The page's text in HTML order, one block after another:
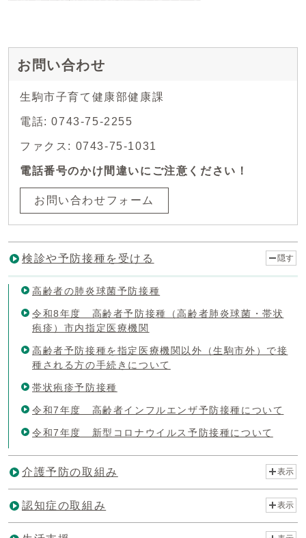
お問い合わせ
生駒市子育て健康部健康課
電話: 0743-75-2255
ファクス: 0743-75-1031
電話番号のかけ間違いにご注意ください！
お問い合わせフォーム
検診や予防接種を受ける 隠す
高齢者の肺炎球菌予防接種
令和8年度 高齢者予防接種（高齢者肺炎球菌・帯状
疱疹）市内指定医療機関
高齢者予防接種を指定医療機関以外（生駒市外）で接
種される方の手続きについて
帯状疱疹予防接種
令和7年度 高齢者インフルエンザ予防接種について
令和7年度 新型コロナウイルス予防接種について
介護予防の取組み 表示
認知症の取組み 表示